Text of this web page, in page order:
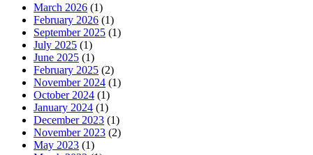
March 2026 (1)
February 2026 (1)
September 2025 (1)
July 2025 (1)
June 2025 (1)
February 2025 (2)
November 2024 (1)
October 2024 (1)
January 2024 (1)
December 2023 (1)
November 2023 (2)
May 2023 (1)